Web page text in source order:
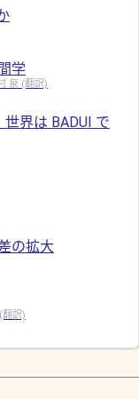
学
泉 (翻訳)
界は BADUI で
の拡大
翻訳)